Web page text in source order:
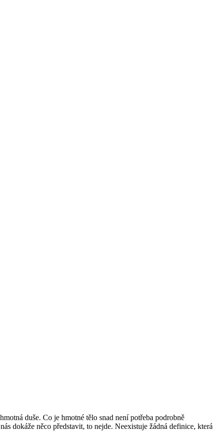
duše. Co je hmotné tělo snad není potřeba podrobně
dokáže něco představit, to nejde. Neexistuje žádná definice, která